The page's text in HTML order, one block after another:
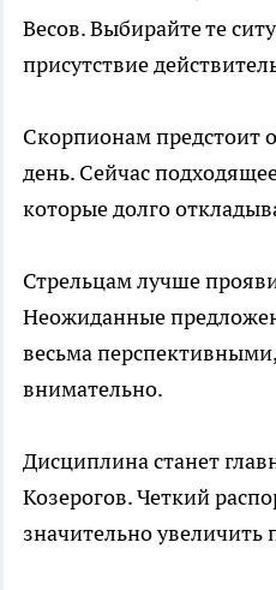
Весов. Выбирайте те
присутствие
Скорпионам предстоит
день. Сейчас
которые долго
Стрельцам лучше
Неожиданные
весьма
внимательно.
Дисциплина станет
Козерогов. Четкий
значительно увеличить